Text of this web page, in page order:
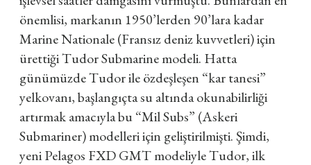
önemlisi, markanın 1950’lerden 90’lara kadar
Marine Nationale (Fransız deniz kuvvetleri) için
ürettiği Tudor Submarine modeli. Hatta
günümüzde Tudor ile özdeşleşen “kar tanesi”
yelkovanı, başlangıçta su altında okunabilirliği
artırmak amacıyla bu “Mil Subs” (Askeri
Submariner) modelleri için geliştirilmişti. Şimdi,
yeni Pelagos FXD GMT modeliyle Tudor, ilk